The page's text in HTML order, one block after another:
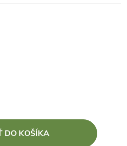
DO KOŠÍKA